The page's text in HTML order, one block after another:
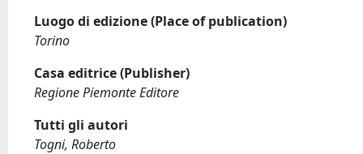
Luogo di edizione (Place of publication)
Torino
Casa editrice (Publisher)
Regione Piemonte Editore
Tutti gli autori
Togni, Roberto